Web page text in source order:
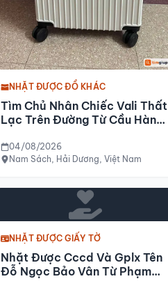
NHẶT ĐƯỢC ĐỒ KHÁC
Tìm Chủ Nhân Chiếc Vali Thất
Lạc Trên Đường Từ Cầu Hàn
Chiều 04-08-2026
04/08/2026
Nam Sách, Hải Dương, Việt Nam
NHẶT ĐƯỢC GIẤY TỜ
Nhặt Được Cccd Và Gplx Tên
Đỗ Ngọc Bảo Vân Từ Phạm